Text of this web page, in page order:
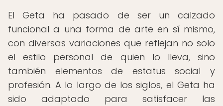
El Geta ha pasado de ser un calzado
funcional a una forma de arte en sí mismo,
con diversas variaciones que reflejan no solo
el estilo personal de quien lo lleva, sino
también elementos de estatus social y
profesión. A lo largo de los siglos, el Geta ha
sido adaptado para satisfacer las